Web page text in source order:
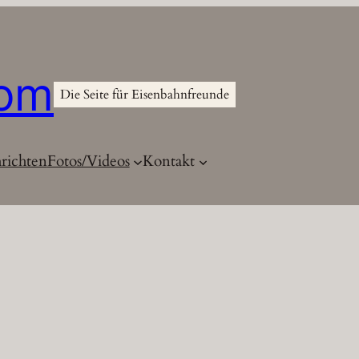
Die Seite für Eisenbahnfreunde
Fotos/Videos Kontakt